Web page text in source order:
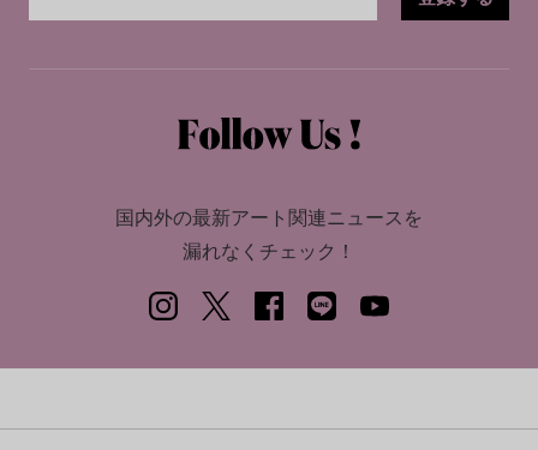
国内外の最新アート関連ニュースを
漏れなくチェック！